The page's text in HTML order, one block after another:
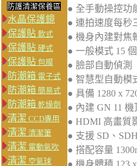
防護清潔保養區
水晶保護鏡
保護貼 軟式
保護貼 硬式
保護貼 包膜
防潮箱 電子式
防潮箱 簡易式
防潮箱 乾燥劑
清潔 CCD專用
清潔 清潔筆
清潔 電動氣吹
清潔 空氣球
● 全手動操控功
● 連拍速度每秒
● 機身內建對焦
● 一般模式 15
● 臉部自動偵測
● 智慧型自動模
● 具備 1280 x
● 內建 GN 11
● HDMI 高畫質
● 支援 SD、
● 搭配容量
● 機身體積 123